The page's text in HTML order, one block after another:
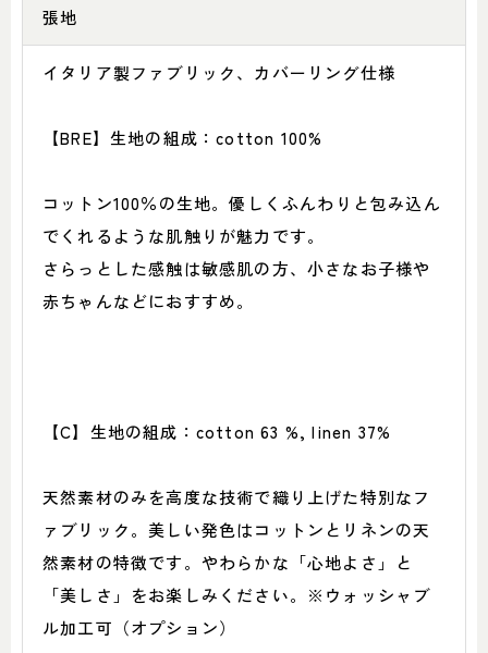
張地
イタリア製ファブリック、カバーリング仕様
【BRE】生地の組成：cotton 100%
コットン100％の生地。優しくふんわりと包み込ん
でくれるような肌触りが魅力です。
さらっとした感触は敏感肌の方、小さなお子様や
赤ちゃんなどにおすすめ。
【C】生地の組成：cotton 63 %, linen 37%
天然素材のみを高度な技術で織り上げた特別なフ
ァブリック。美しい発色はコットンとリネンの天
然素材の特徴です。やわらかな「心地よさ」と
「美しさ」をお楽しみください。※ウォッシャブ
ル加工可（オプション）